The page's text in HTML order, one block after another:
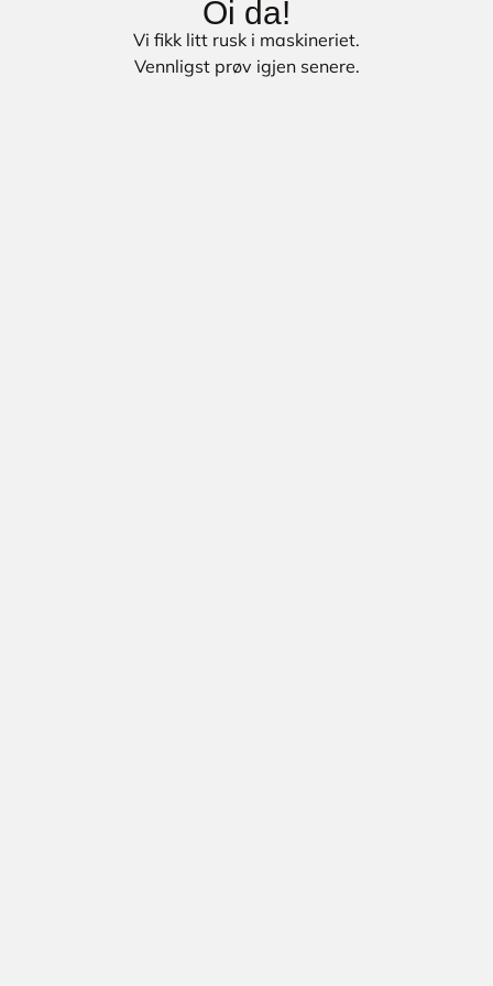
Oi da!
Vi fikk litt rusk i maskineriet.
Vennligst prøv igjen senere.